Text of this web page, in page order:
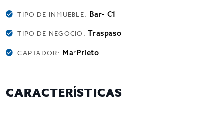
TIPO DE INMUEBLE: Bar- C1
TIPO DE NEGOCIO:Traspaso
CAPTADOR: MarPrieto
CARACTERÍSTICAS